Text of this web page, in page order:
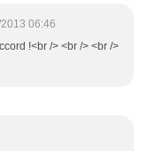
06:46
!<br /> <br /> <br />